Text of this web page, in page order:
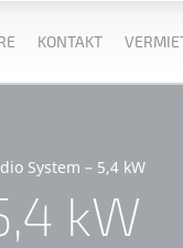
KONTAKT
System – 5,4 kW
kW